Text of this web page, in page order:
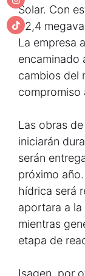
Solar. Con
52,4
La empresa
encaminado
cambios del
compromiso
Las obras
iniciarán
serán
próximo
hídrica será
aportara a
mientras
etapa de
Isagen, por